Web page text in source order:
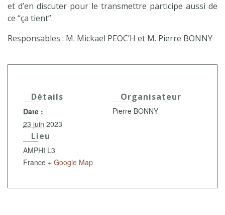
et d’en discuter pour le transmettre participe aussi de
ce “ça tient”.
Responsables : M. Mickael PEOC’H et M. Pierre BONNY
Détails
Date :
23 juin 2023
Lieu
AMPHI L3
France + Google Map
Organisateur
Pierre BONNY